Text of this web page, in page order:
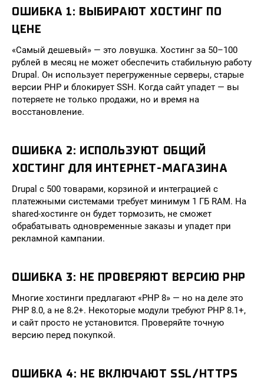
ОШИБКА 1: ВЫБИРАЮТ ХОСТИНГ ПО
ЦЕНЕ
«Самый дешевый» — это ловушка. Хостинг за 50–100
рублей в месяц не может обеспечить стабильную работу
Drupal. Он использует перегруженные серверы, старые
версии PHP и блокирует SSH. Когда сайт упадет — вы
потеряете не только продажи, но и время на
восстановление.
ОШИБКА 2: ИСПОЛЬЗУЮТ ОБЩИЙ
ХОСТИНГ ДЛЯ ИНТЕРНЕТ-МАГАЗИНА
Drupal с 500 товарами, корзиной и интеграцией с
платежными системами требует минимум 1 ГБ RAM. На
shared-хостинге он будет тормозить, не сможет
обрабатывать одновременные заказы и упадет при
рекламной кампании.
ОШИБКА 3: НЕ ПРОВЕРЯЮТ ВЕРСИЮ PHP
Многие хостинги предлагают «PHP 8» — но на деле это
PHP 8.0, а не 8.2+. Некоторые модули требуют PHP 8.1+,
и сайт просто не установится. Проверяйте точную
версию перед покупкой.
ОШИБКА 4: НЕ ВКЛЮЧАЮТ SSL/HTTPS